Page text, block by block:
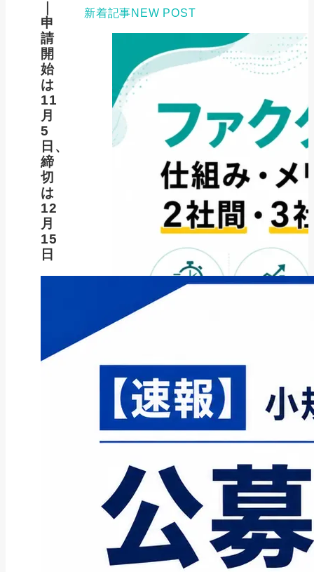
申
請
開
始
は
11
月
5
日、
締
切
は
12
月
15
日
新着記事NEW POST
ファクタリングとは？仕組み・メ
リット・注意点と...
2026年8月6日